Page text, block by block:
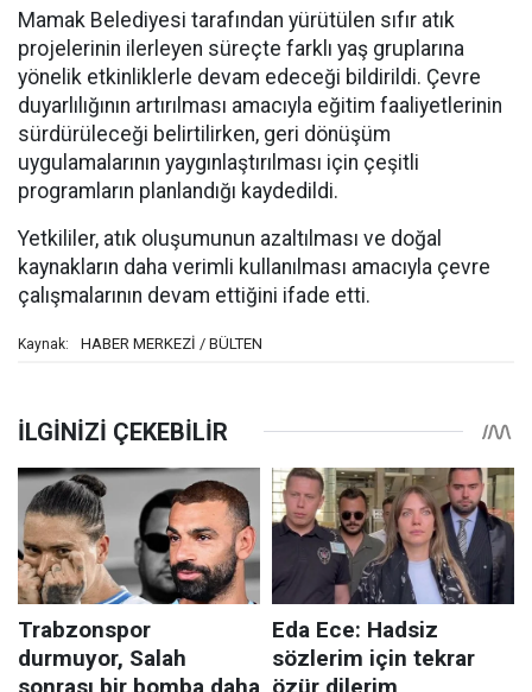
Mamak Belediyesi tarafından yürütülen sıfır atık
projelerinin ilerleyen süreçte farklı yaş gruplarına
yönelik etkinliklerle devam edeceği bildirildi. Çevre
duyarlılığının artırılması amacıyla eğitim faaliyetlerinin
sürdürüleceği belirtilirken, geri dönüşüm
uygulamalarının yaygınlaştırılması için çeşitli
programların planlandığı kaydedildi.
Yetkililer, atık oluşumunun azaltılması ve doğal
kaynakların daha verimli kullanılması amacıyla çevre
çalışmalarının devam ettiğini ifade etti.
Kaynak: HABER MERKEZİ / BÜLTEN